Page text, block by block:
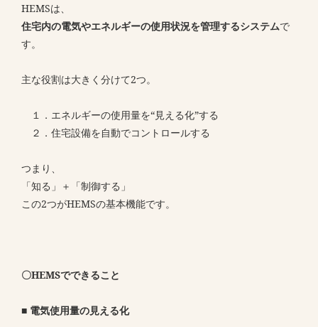
HEMSは、
住宅内の電気やエネルギーの使用状況を管理するシステムで
す。
主な役割は大きく分けて2つ。
１．エネルギーの使用量を“見える化”する
２．住宅設備を自動でコントロールする
つまり、
「知る」＋「制御する」
この2つがHEMSの基本機能です。
〇HEMSでできること
■ 電気使用量の見える化